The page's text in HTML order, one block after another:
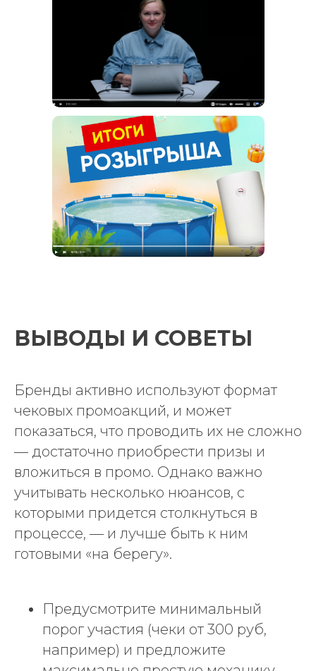
ВЫВОДЫ И СОВЕТЫ
Бренды активно используют формат
чековых промоакций, и может
показаться, что проводить их не сложно
— достаточно приобрести призы и
вложиться в промо. Однако важно
учитывать несколько нюансов, с
которыми придется столкнуться в
процессе, — и лучше быть к ним
готовыми «на берегу».
Предусмотрите минимальный
порог участия (чеки от 300 руб,
например) и предложите
О компании
Услуги
Пиар в России